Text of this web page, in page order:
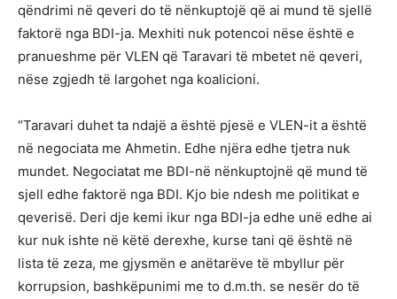
qëndrimi në qeveri do të nënkuptojë që ai mund të sjellë
faktorë nga BDI-ja. Mexhiti nuk potencoi nëse është e
pranueshme për VLEN që Taravari të mbetet në qeveri,
nëse zgjedh të largohet nga koalicioni.
“Taravari duhet ta ndajë a është pjesë e VLEN-it a është
në negociata me Ahmetin. Edhe njëra edhe tjetra nuk
mundet. Negociatat me BDI-në nënkuptojnë që mund të
sjell edhe faktorë nga BDI. Kjo bie ndesh me politikat e
qeverisë. Deri dje kemi ikur nga BDI-ja edhe unë edhe ai
kur nuk ishte në këtë derexhe, kurse tani që është në
lista të zeza, me gjysmën e anëtarëve të mbyllur për
korrupsion, bashkëpunimi me to d.m.th. se nesër do të